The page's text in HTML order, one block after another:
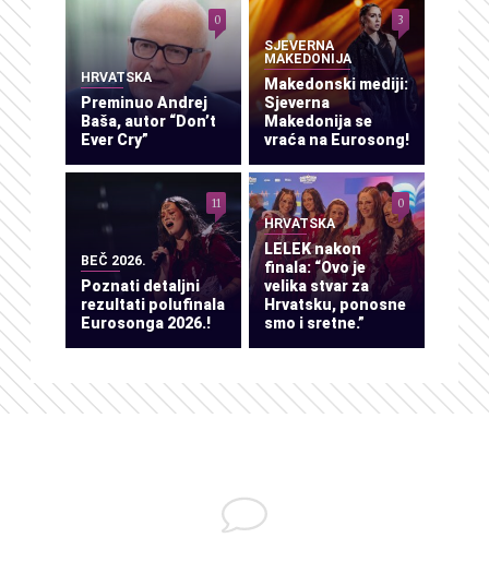
HRVATSKA
Preminuo Andrej
Baša, autor “Don’t
Ever Cry”
0
SJEVERNA
MAKEDONIJA
Makedonski mediji:
Sjeverna
Makedonija se
vraća na Eurosong!
3
BEČ 2026.
Poznati detaljni
rezultati polufinala
Eurosonga 2026.!
11
HRVATSKA
LELEK nakon
finala: “Ovo je
velika stvar za
Hrvatsku, ponosne
smo i sretne.”
0